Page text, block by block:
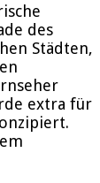
des
Städten,
extra für